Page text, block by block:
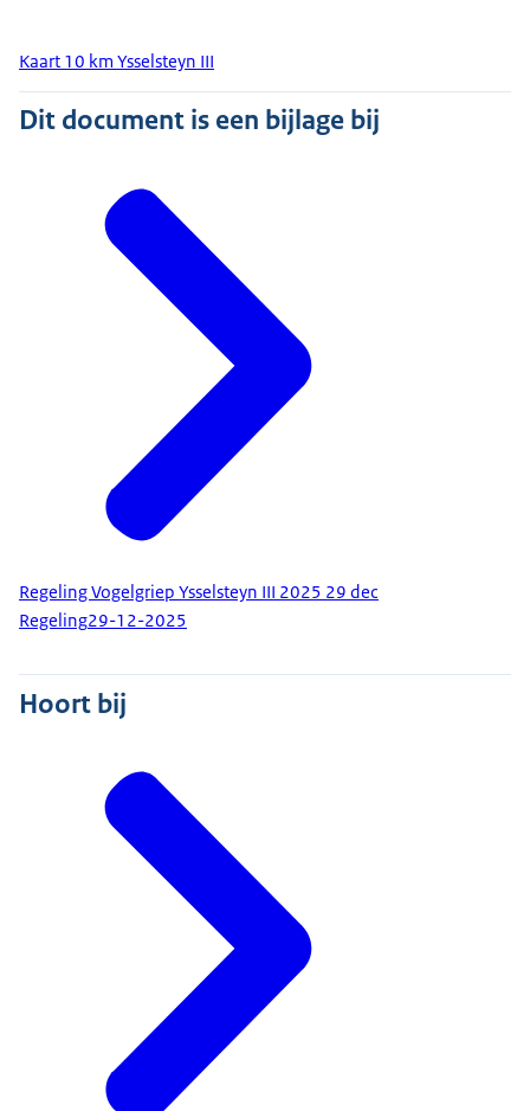
Kaart 10 km Ysselsteyn III
Dit document is een bijlage bij
Regeling Vogelgriep Ysselsteyn III 2025 29 dec
Regeling29-12-2025
Hoort bij